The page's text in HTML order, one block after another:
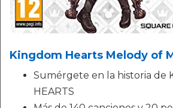
Kingdom Hearts Melody of
Sumérgete en la historia de
HEARTS